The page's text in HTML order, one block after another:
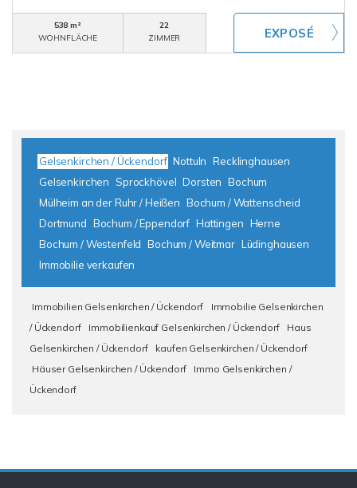
538 m²
WOHNFLÄCHE
22
ZIMMER
Gelsenkirchen / Ückendorf Nottuln Recklinghausen
Gelsenkirchen
Sprockhövel Dorsten Bochum
Mülheim an der Ruhr / Heißen Bochum / Wattenscheid
Dortmund Bochum / Eppendorf Hattingen Herne
Bochum / Westenfeld Bochum / Weitmar Lüdinghausen
Immobilie verkaufen
Immobilien Gelsenkirchen / Ückendorf
Immobilie Gelsenkirchen
/ Ückendorf
Immobilienkauf Gelsenkirchen / Ückendorf
Haus
Gelsenkirchen / Ückendorf
kaufen Gelsenkirchen / Ückendorf
Häuser Gelsenkirchen / Ückendorf
Immo Gelsenkirchen /
Ückendorf